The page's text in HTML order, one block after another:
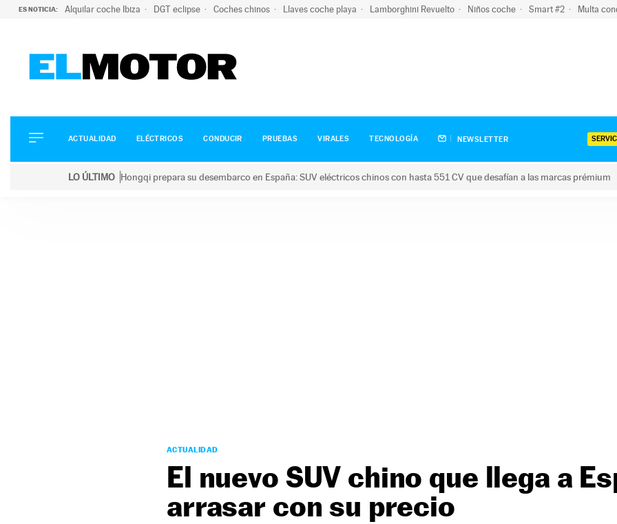
ES NOTICIA: Alquilar coche Ibiza DGT eclipse Coches chinos Llaves coche playa Lamborghini Revuelto Niños coche Smart #2 Multa
ELÉCTRICOS
CONDUCIR
ACTUALIDAD ELÉCTRICOS CONDUCIR PRUEBAS VIRALES TECNOLOGÍA NEWSLETTER
LO ÚLTIMO Hongqi prepara su desembarco en España: SUV eléctricos chinos con hasta 551 CV que desafían a las marcas prémium
ACTUALIDAD
El nuevo SUV chino que llega a
arrasar con su precio